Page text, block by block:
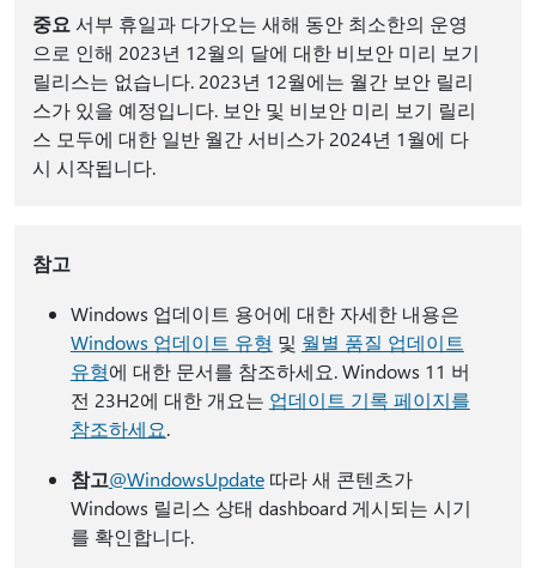
중요 서부 휴일과 다가오는 새해 동안 최소한의 운영
으로 인해 2023년 12월의 달에 대한 비보안 미리 보기
릴리스는 없습니다. 2023년 12월에는 월간 보안 릴리
스가 있을 예정입니다. 보안 및 비보안 미리 보기 릴리
스 모두에 대한 일반 월간 서비스가 2024년 1월에 다
시 시작됩니다.
참고
Windows 업데이트 용어에 대한 자세한 내용은
Windows 업데이트 유형 및 월별 품질 업데이트
유형에 대한 문서를 참조하세요. Windows 11 버
전 23H2에 대한 개요는 업데이트 기록 페이지를
참조하세요.
참고@WindowsUpdate따라 새 콘텐츠가
Windows 릴리스 상태 dashboard 게시되는 시기
를 확인합니다.